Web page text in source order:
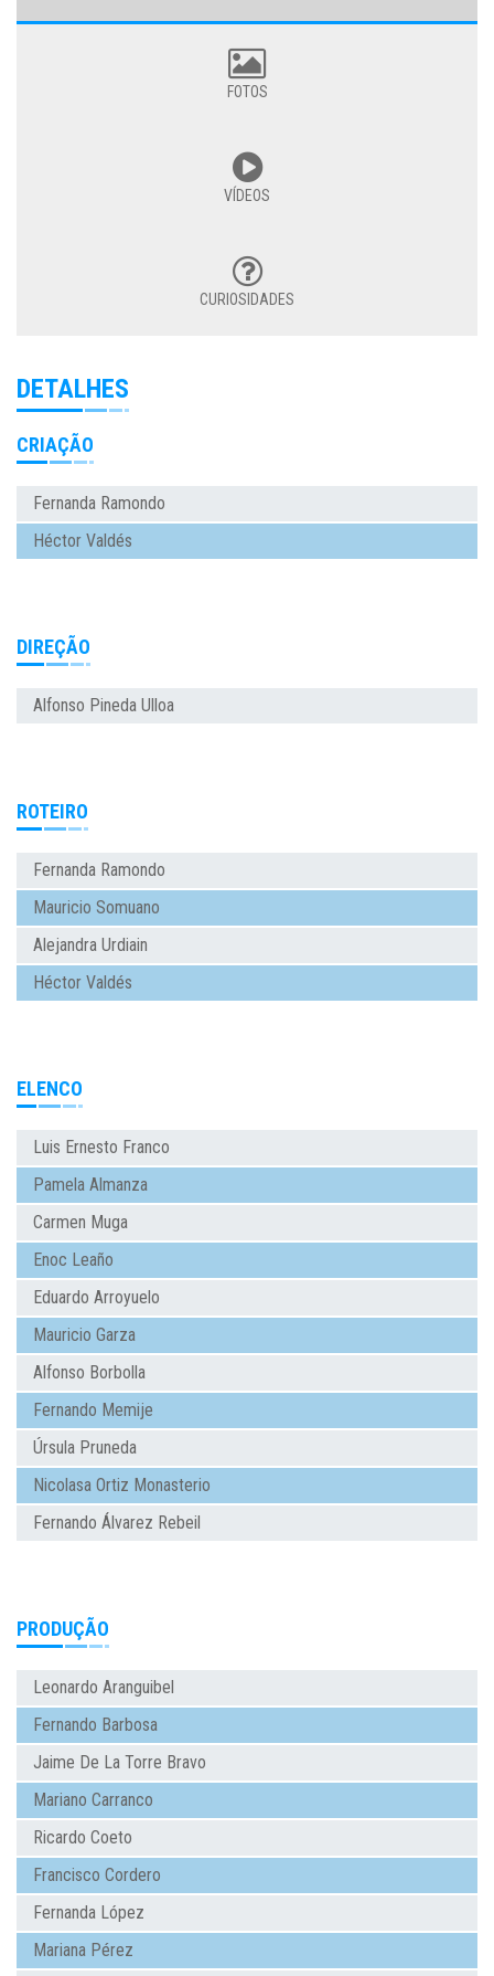
FOTOS
VÍDEOS
CURIOSIDADES
DETALHES
CRIAÇÃO
Fernanda Ramondo
Héctor Valdés
DIREÇÃO
Alfonso Pineda Ulloa
ROTEIRO
Fernanda Ramondo
Mauricio Somuano
Alejandra Urdiain
Héctor Valdés
ELENCO
Luis Ernesto Franco
Pamela Almanza
Carmen Muga
Enoc Leaño
Eduardo Arroyuelo
Mauricio Garza
Alfonso Borbolla
Fernando Memije
Úrsula Pruneda
Nicolasa Ortiz Monasterio
Fernando Álvarez Rebeil
PRODUÇÃO
Leonardo Aranguibel
Fernando Barbosa
Jaime De La Torre Bravo
Mariano Carranco
Ricardo Coeto
Francisco Cordero
Fernanda López
Mariana Pérez